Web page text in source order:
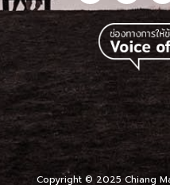
Copyright © 2025 Chiang